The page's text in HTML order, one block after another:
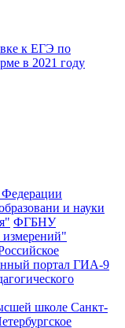
к ЕГЭ по
в 2021 году
и науки
ФГБНУ
измерений"
портал ГИА-9
школе Санкт-